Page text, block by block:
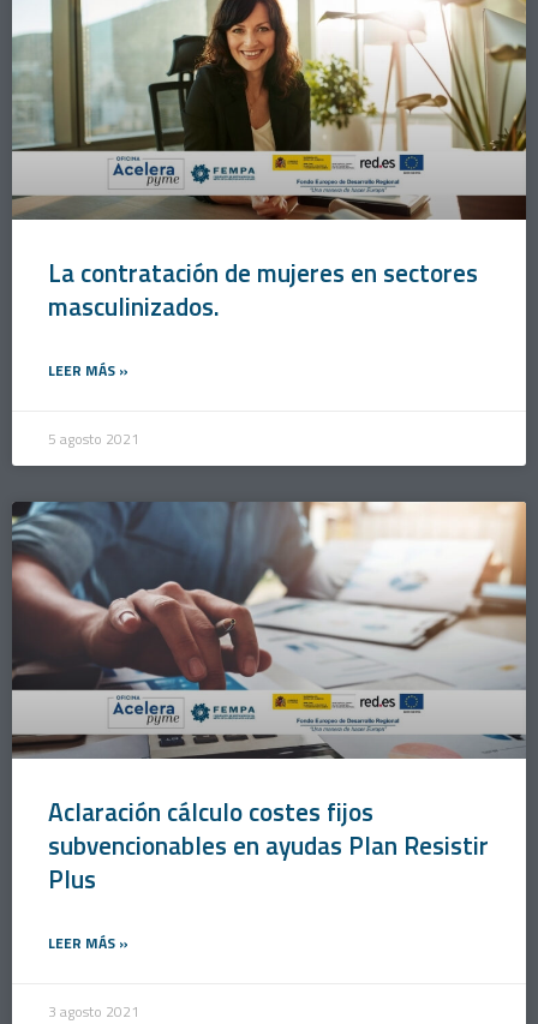
La contratación de mujeres en sectores
masculinizados.
LEER MÁS »
5 agosto 2021
Aclaración cálculo costes fijos
subvencionables en ayudas Plan Resistir
Plus
LEER MÁS »
3 agosto 2021